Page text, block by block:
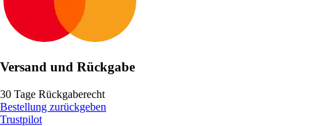
Versand und Rückgabe
30 Tage Rückgaberecht
Bestellung zurückgeben
Trustpilot